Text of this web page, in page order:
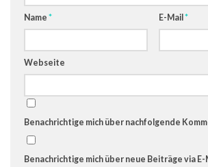
Name * E-Mail*
Webseite
Benachrichtige mich über nachfolgende
Benachrichtige mich über neue Beiträge via E-